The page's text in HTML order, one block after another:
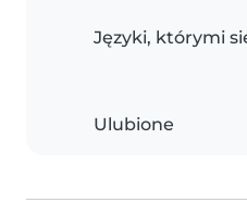
Języki, którymi
Ulubione